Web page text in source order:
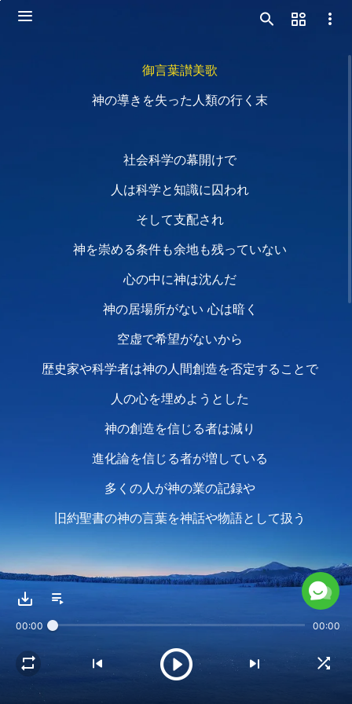
御言葉讃美歌
神の導きを失った人類の行く末
社会科学の幕開けで
人は科学と知識に囚われ
そして支配され
神を崇める条件も余地も残っていない
心の中に神は沈んだ
神の居場所がない 心は暗く
空虚で希望がないから
歴史家や科学者は神の人間創造を否定することで
人の心を埋めようとした
神の創造を信じる者は減り
進化論を信じる者が増している
多くの人が神の業の記録や
旧約聖書の神の言葉を神話や物語として扱う
人は神の偉大さと威厳
人の生存や国家民族の命運など意味がなく
00:00 00:00